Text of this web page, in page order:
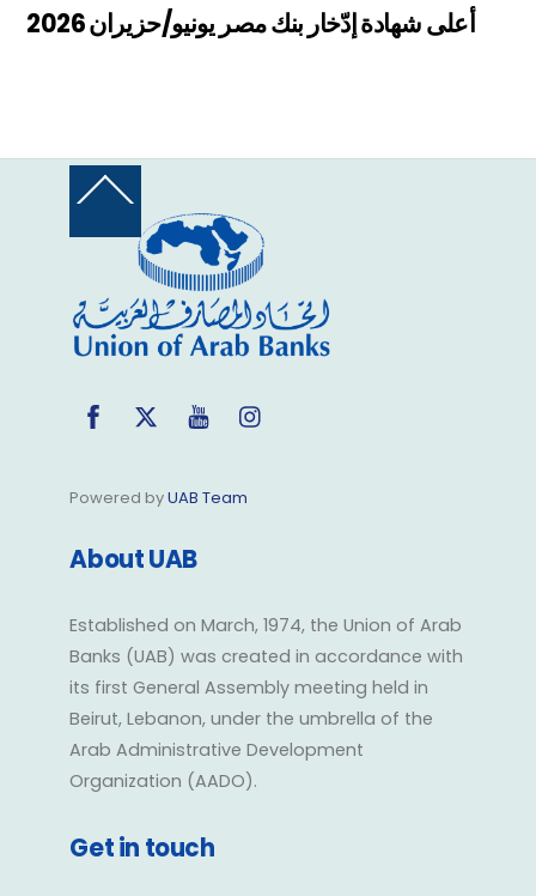
أعلى شهادة إدّخار بنك مصر يونيو/حزيران 2026
Back
Top
Facebook
Twitter YouTube
Powered byUAB Team
About UAB
Established on March, 1974, the Union of Arab
Banks (UAB) was created in accordance with
its first General Assembly meeting held in
Beirut, Lebanon, under the umbrella of the
Arab Administrative Development
Organization (AADO).
Get in touch